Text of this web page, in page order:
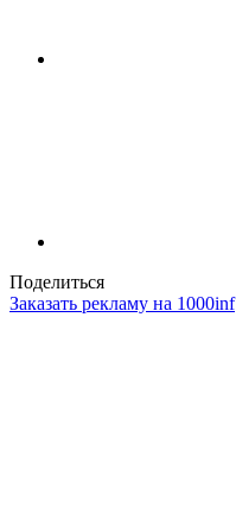
Поделиться
Заказать рекламу на 1000inf